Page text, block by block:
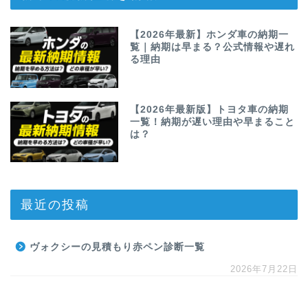
【2026年最新】ホンダ車の納期一
覧｜納期は早まる？公式情報や遅れ
る理由
【2026年最新版】トヨタ車の納期
一覧！納期が遅い理由や早まること
は？
最近の投稿
ヴォクシーの見積もり赤ペン診断一覧
2026年7月22日